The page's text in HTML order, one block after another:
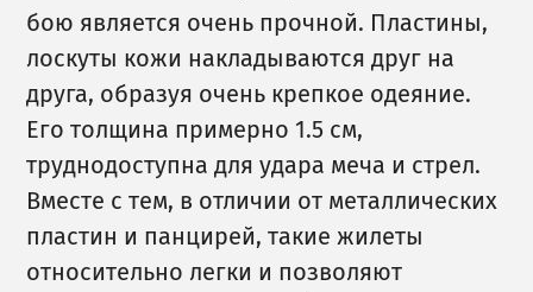
бою является очень прочной. Пластины,
лоскуты кожи накладываются друг на
друга, образуя очень крепкое одеяние.
Его толщина примерно 1.5 см,
труднодоступна для удара меча и стрел.
Вместе с тем, в отличии от металлических
пластин и панцирей, такие жилеты
относительно легки и позволяют